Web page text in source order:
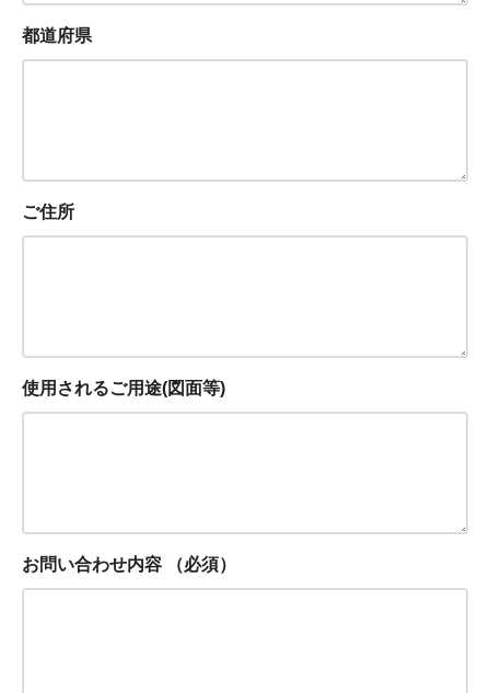
都道府県
ご住所
使用されるご用途(図面等)
お問い合わせ内容 （必須）